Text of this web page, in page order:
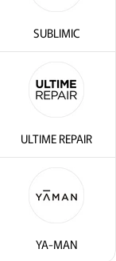
SUBLIMIC
ULTIME REPAIR
YA-MAN